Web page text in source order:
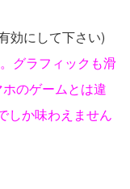
効にして下さい)
グラフィックも滑
のゲームとは違
しか味わえません